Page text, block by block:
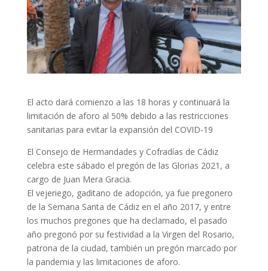
El acto dará comienzo a las 18 horas y continuará la
limitación de aforo al 50% debido a las restricciones
sanitarias para evitar la expansión del COVID-19
El Consejo de Hermandades y Cofradías de Cádiz
celebra este sábado el pregón de las Glorias 2021, a
cargo de Juan Mera Gracia.
El vejeriego, gaditano de adopción, ya fue pregonero
de la Semana Santa de Cádiz en el año 2017, y entre
los muchos pregones que ha declamado, el pasado
año pregonó por su festividad a la Virgen del Rosario,
patrona de la ciudad, también un pregón marcado por
la pandemia y las limitaciones de aforo.